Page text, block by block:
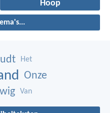
Hoop
Het
Onze
Van